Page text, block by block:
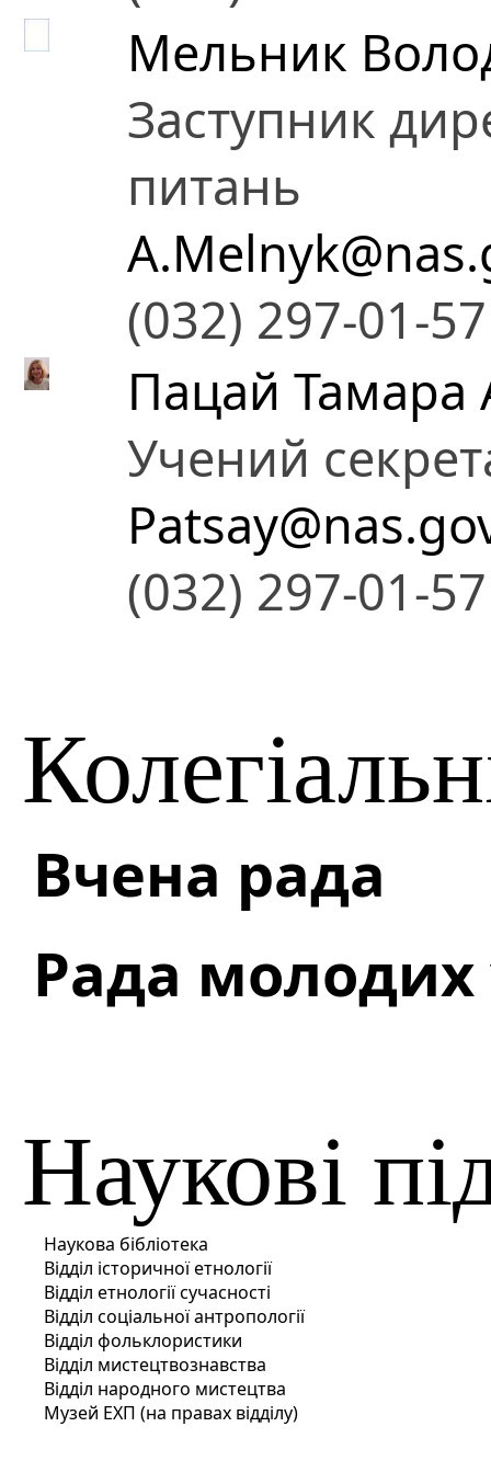
Мельник
Заступник
питань
(032) 297-01-57
Пацай Тамара
Учений
(032) 297-01-57
Вчена рада
Рада молодих
Наукові
Наукова бібліотека
Відділ історичної етнології
Відділ етнології сучасності
Відділ соціальної антропології
Відділ фольклористики
Відділ мистецтвознавства
Відділ народного мистецтва
Музей ЕХП (на правах відділу)